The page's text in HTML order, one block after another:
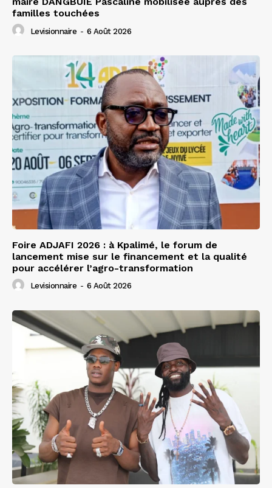
familles touchées
Levisionnaire - 6 Août 2026
Foire ADJAFI 2026 : à Kpalimé, le forum de
lancement mise sur le financement et la qualité
pour accélérer l’agro-transformation
Levisionnaire - 6 Août 2026